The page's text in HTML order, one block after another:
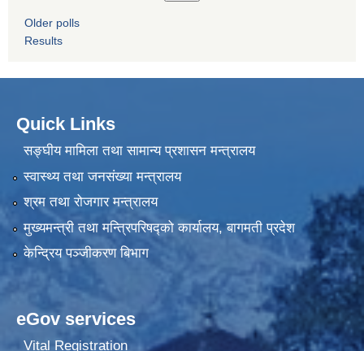
Older polls
Results
Quick Links
सङ्घीय मामिला तथा सामान्य प्रशासन मन्त्रालय
स्वास्थ्य तथा जनसंख्या मन्त्रालय
श्रम तथा रोजगार मन्त्रालय
मुख्यमन्त्री तथा मन्त्रिपरिषद्को कार्यालय, बागमती प्रदेश
केन्द्रिय पञ्जीकरण बिभाग
eGov services
Vital Registration